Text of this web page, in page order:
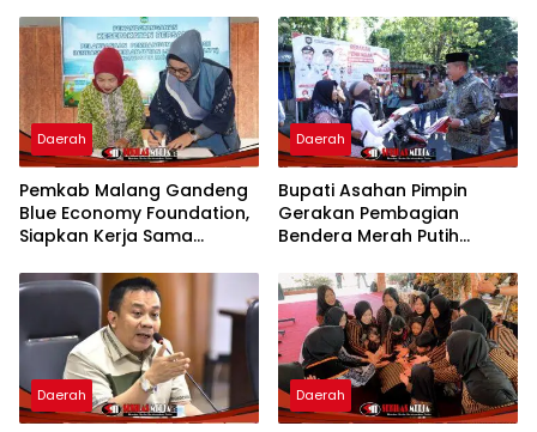
Daerah
Pemkab Malang Gandeng
Blue Economy Foundation,
Siapkan Kerja Sama
Berkelanjutan
Daerah
Bupati Asahan Pimpin
Gerakan Pembagian
Bendera Merah Putih
Kemerdekaan
Daerah Daerah